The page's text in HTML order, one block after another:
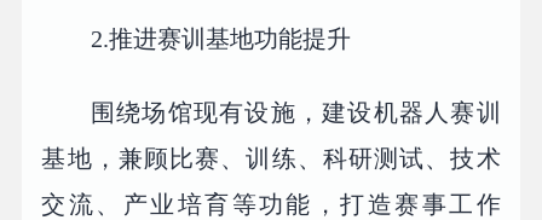
2.推进赛训基地功能提升
围绕场馆现有设施，建设机器人赛训
基地，兼顾比赛、训练、科研测试、技术
交流、产业培育等功能，打造赛事工作